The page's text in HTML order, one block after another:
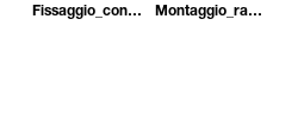
Fissaggio_con_tasselli Montaggio_rapido